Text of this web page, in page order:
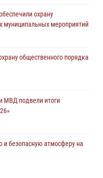
повреждений супруге
Темникове
охрану
муниципальных мероприятий
общественного порядка
МВД подвели итоги
и безопасную атмосферу на